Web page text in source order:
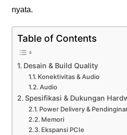
nyata.
Table of Contents
Desain & Build Quality
Konektivitas & Audio
Audio
Spesifikasi & Dukungan
Power Delivery &
Memori
Ekspansi PCIe